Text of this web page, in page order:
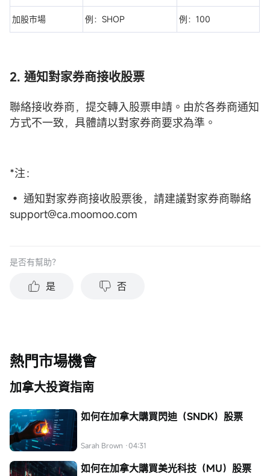
加股市場 例：SHOP 例：100
2. 通知對家券商接收股票
聯絡接收券商，提交轉入股票申請。由於各券商通知
方式不一致，具體請以對家券商要求為準。
*注：
• 通知對家券商接收股票後，請建議對家券商聯絡
support@ca.moomoo.com
是否有幫助？
是 否
熱門市場機會
加拿大投資指南
如何在加拿大購買閃迪（SNDK）股票
Sarah Brown ·04:31
如何在加拿大購買美光科技（MU）股票